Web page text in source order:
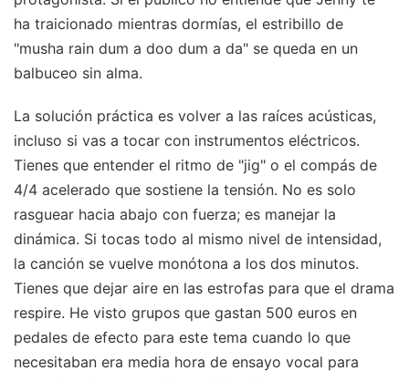
ha traicionado mientras dormías, el estribillo de
"musha rain dum a doo dum a da" se queda en un
balbuceo sin alma.
La solución práctica es volver a las raíces acústicas,
incluso si vas a tocar con instrumentos eléctricos.
Tienes que entender el ritmo de "jig" o el compás de
4/4 acelerado que sostiene la tensión. No es solo
rasguear hacia abajo con fuerza; es manejar la
dinámica. Si tocas todo al mismo nivel de intensidad,
la canción se vuelve monótona a los dos minutos.
Tienes que dejar aire en las estrofas para que el drama
respire. He visto grupos que gastan 500 euros en
pedales de efecto para este tema cuando lo que
necesitaban era media hora de ensayo vocal para